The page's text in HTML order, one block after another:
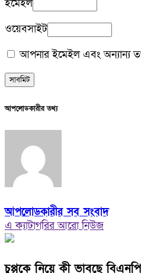
ইমেইল
ওয়েবসাইট
আপনার ইমেইল এবং অন্যান্য
আপলোডকারীর তথ্য
আপলোডকারীর সব সংবাদ
এ ক্যাটাগরির আরো নিউজ
চুপ্পুকে নিয়ে কী ভাবছে